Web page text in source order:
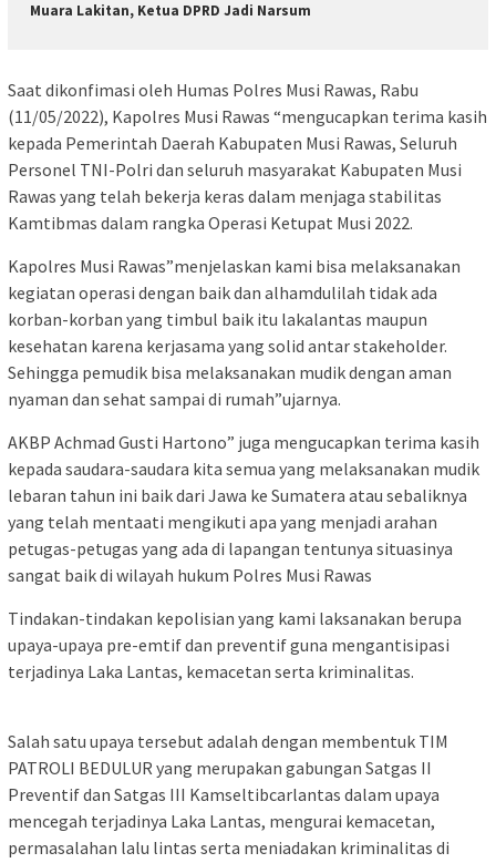
Muara Lakitan, Ketua DPRD Jadi Narsum
Saat dikonfimasi oleh Humas Polres Musi Rawas, Rabu
(11/05/2022), Kapolres Musi Rawas “mengucapkan terima kasih
kepada Pemerintah Daerah Kabupaten Musi Rawas, Seluruh
Personel TNI-Polri dan seluruh masyarakat Kabupaten Musi
Rawas yang telah bekerja keras dalam menjaga stabilitas
Kamtibmas dalam rangka Operasi Ketupat Musi 2022.
Kapolres Musi Rawas”menjelaskan kami bisa melaksanakan
kegiatan operasi dengan baik dan alhamdulilah tidak ada
korban-korban yang timbul baik itu lakalantas maupun
kesehatan karena kerjasama yang solid antar stakeholder.
Sehingga pemudik bisa melaksanakan mudik dengan aman
nyaman dan sehat sampai di rumah”ujarnya.
AKBP Achmad Gusti Hartono” juga mengucapkan terima kasih
kepada saudara-saudara kita semua yang melaksanakan mudik
lebaran tahun ini baik dari Jawa ke Sumatera atau sebaliknya
yang telah mentaati mengikuti apa yang menjadi arahan
petugas-petugas yang ada di lapangan tentunya situasinya
sangat baik di wilayah hukum Polres Musi Rawas
Tindakan-tindakan kepolisian yang kami laksanakan berupa
upaya-upaya pre-emtif dan preventif guna mengantisipasi
terjadinya Laka Lantas, kemacetan serta kriminalitas.
Salah satu upaya tersebut adalah dengan membentuk TIM
PATROLI BEDULUR yang merupakan gabungan Satgas II
Preventif dan Satgas III Kamseltibcarlantas dalam upaya
mencegah terjadinya Laka Lantas, mengurai kemacetan,
permasalahan lalu lintas serta meniadakan kriminalitas di